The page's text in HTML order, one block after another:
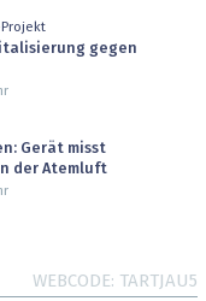
Projekt
gegen
Gerät misst
der Atemluft
WEBCODE TARTJAU5